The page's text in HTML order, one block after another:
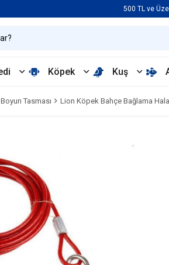
500 TL ve
Köpek Kuş
Tasması Lion Köpek Bahçe Bağlama